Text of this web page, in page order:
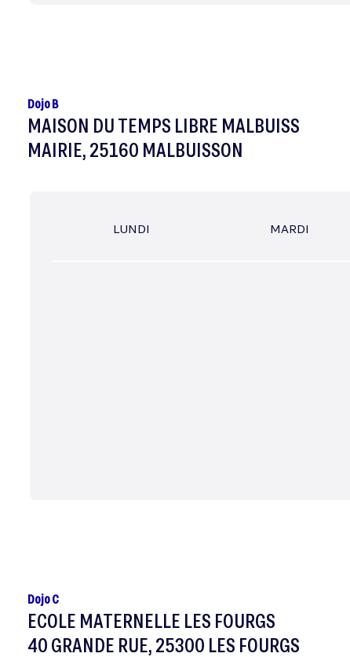
Dojo B
MAISON DU TEMPS LIBRE MALBUISS
MAIRIE, 25160 MALBUISSON
LUNDI MARDI
Dojo C
ECOLE MATERNELLE LES FOURGS
40 GRANDE RUE, 25300 LES FOURGS